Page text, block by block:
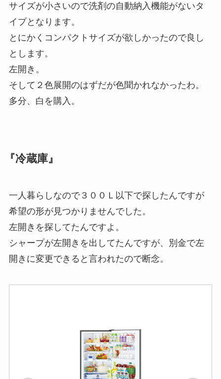
サイズが小さいので洗剤の自動納入機能がないタ
イプとなります。
とにかくコンパクトサイズが欲しかったので良し
とします。
左開き。
そして２色展開のはずだが色聞かれなかったわ。
多分、白を購入。
『冷蔵庫』
一人暮らしなので３００Ｌ以下で探したんですが
希望の形が見つかりませんでした。
左開きを探してたんですよ。
シャープが左開きを出してたんですが、別金で左
開きに変更できると言われたので断念。